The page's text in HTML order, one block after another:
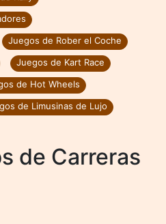
Juegos de Rober el Coche
Juegos de Kart Race
de Hot Wheels
de Limusinas de Lujo
de Carreras